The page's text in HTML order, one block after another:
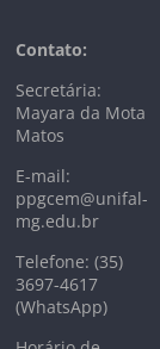
Contato:
Secretária:
Mayara da Mota
Matos
E-mail:
ppgcem@unifal-
mg.edu.br
Telefone: (35)
3697-4617
(WhatsApp)